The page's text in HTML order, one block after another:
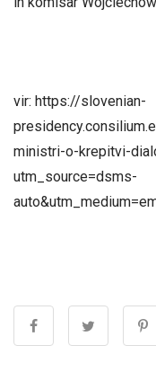
vir: https://slovenian-
ministri-o-krepitvi-
utm_source=dsms-